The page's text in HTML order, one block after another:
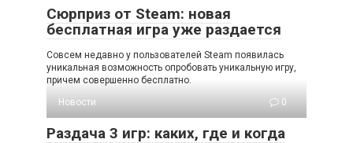
Сюрприз от Steam: новая
бесплатная игра уже раздается
Совсем недавно у пользователей Steam появилась
уникальная возможность опробовать уникальную игру,
причем совершенно бесплатно.
Новости
0
Раздача 3 игр: каких, где и когда